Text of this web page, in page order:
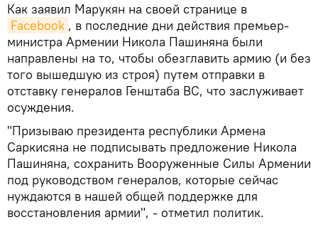
Как заявил Марукян на своей странице в
Facebook , в последние дни действия премьер-
министра Армении Никола Пашиняна были
направлены на то, чтобы обезглавить армию (и без
того вышедшую из строя) путем отправки в
отставку генералов Генштаба ВС, что заслуживает
осуждения.
"Призываю президента республики Армена
Саркисяна не подписывать предложение Никола
Пашиняна, сохранить Вооруженные Силы Армении
под руководством генералов, которые сейчас
нуждаются в нашей общей поддержке для
восстановления армии", - отметил политик.